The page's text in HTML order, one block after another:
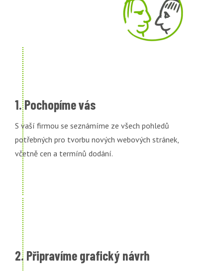
1. Pochopíme vás
S vaší firmou se seznámíme ze všech pohledů
potřebných pro tvorbu nových webových stránek,
včetně cen a termínů dodání.
2. Připravíme grafický návrh